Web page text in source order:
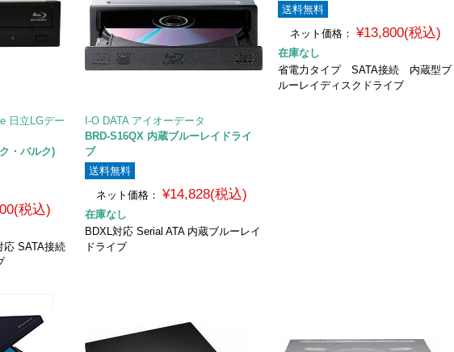
日立LGデー
・バルク)
税込)
応 SATA接続
I-O DATA アイオーデータ
BRD-S16QX 内蔵ブルーレイドライ
ブ
送料無料
ネット価格：
¥14,828(税込)
在庫なし
BDXL対応 Serial ATA 内蔵ブルーレイ
ドライブ
送料無料
ネット価格： ¥13,800(税込)
在庫なし
省電力タイプ SATA接続 内蔵型ブ
ルーレイディスクドライブ